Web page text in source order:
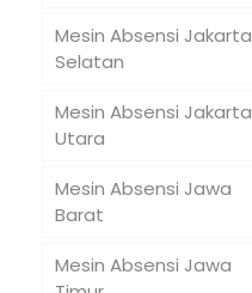
Mesin Absensi Jakarta
Selatan
Mesin Absensi Jakarta
Utara
Mesin Absensi Jawa
Barat
Mesin Absensi Jawa